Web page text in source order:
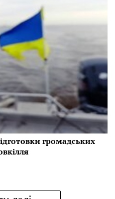
громадських